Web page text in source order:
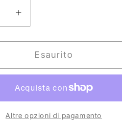
Aumenta
quantità
per
Picasso
Miro
Dali
Giovani
Esaurito
Altre opzioni di pagamento